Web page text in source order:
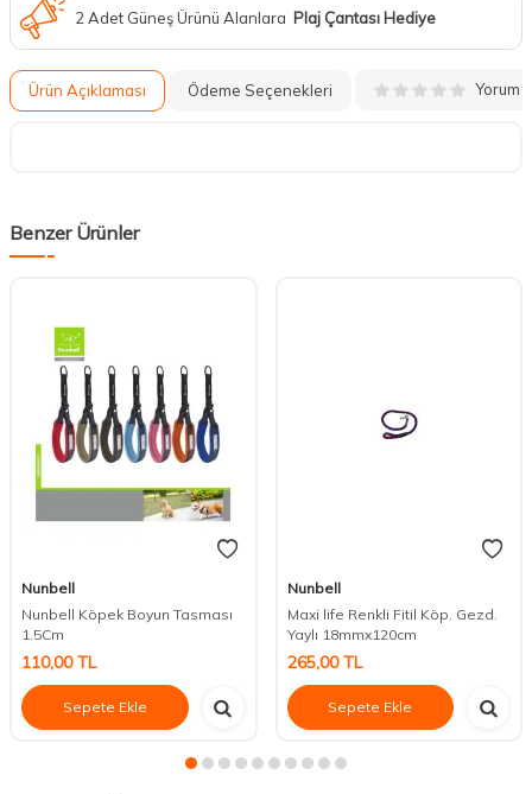
2 Adet Güneş Ürünü Alanlara Plaj Çantası Hediye
Ürün Açıklaması Ödeme Seçenekleri Yorum
Benzer Ürünler
Nunbell
Nunbell Köpek Boyun Tasması
1.5Cm
110,00TL
Sepete Ekle
Nunbell
Maxi life Renkli Fitil Köp. Gezd.
Yaylı 18mmx120cm
265,00TL
Sepete Ekle